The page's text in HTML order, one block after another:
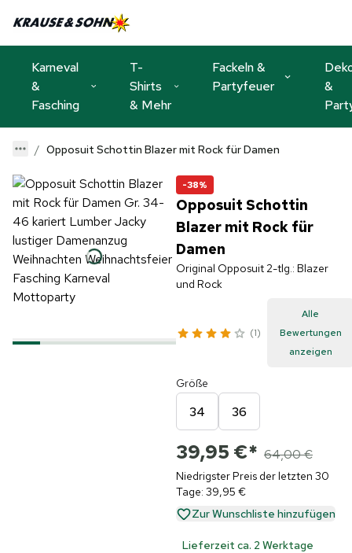
Karneval
&
Fasching
T-
Shirts
& Mehr
Fackeln &
Partyfeuer
&
Opposuit Schottin Blazer mit Rock für Damen
-38%
Opposuit Schottin
Blazer mit Rock für
Damen
Original Opposuit 2-tlg.: Blazer
und Rock
1
Alle
Bewertungen
anzeigen
Größe
34 36
39,95 €* 64,00 €
Niedrigster Preis der letzten 30
Tage: 39,95 €
Zur Wunschliste hinzufügen
Lieferzeit ca. 2 Werktage